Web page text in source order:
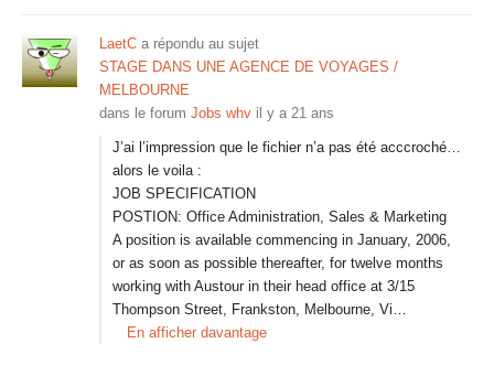
LaetC a répondu au sujet
STAGE DANS UNE AGENCE DE VOYAGES /
MELBOURNE
dans le forum Jobs whv il y a 21 ans
J’ai l’impression que le fichier n’a pas été acccroché…
alors le voila :
JOB SPECIFICATION
POSTION: Office Administration, Sales & Marketing
A position is available commencing in January, 2006,
or as soon as possible thereafter, for twelve months
working with Austour in their head office at 3/15
Thompson Street, Frankston, Melbourne, Vi…
En afficher davantage